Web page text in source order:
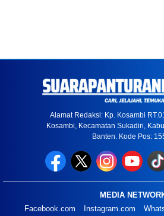
Alamat Redaksi: Kp. Kosambi
Kosambi, Kecamatan Sukadiri,
Banten. Kode Pos:
MEDIA
Facebook.com
Instagram.com